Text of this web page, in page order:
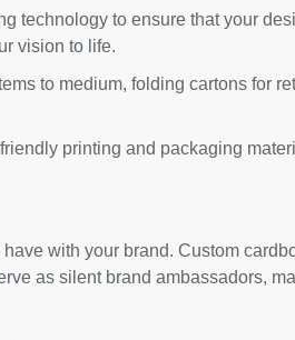
technology to ensure that your
vision to life.
to medium, folding cartons for
printing and packaging
with your brand. Custom
as silent brand ambassadors,